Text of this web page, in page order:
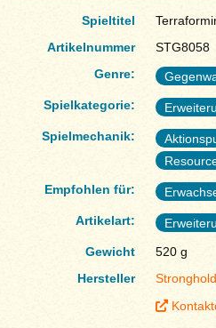
Spieltitel
Artikelnummer
STG8058
Genre:
Spielkategorie:
Spielmechanik:
Empfohlen für:
Artikelart:
Gewicht
520 g
Hersteller